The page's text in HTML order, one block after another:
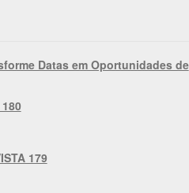
Datas em Oportunidades de
179